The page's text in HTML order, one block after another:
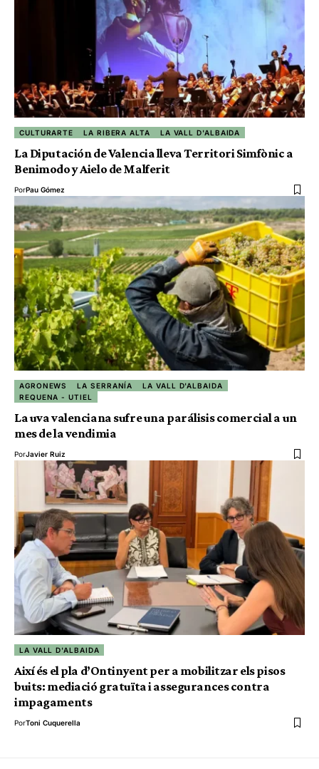
CULTURARTE LA RIBERA ALTA LA VALL D'ALBAIDA
La Diputación de Valencia lleva Territori Simfònic a
Benimodo y Aielo de Malferit
PorPau Gómez
AGRONEWS LA SERRANÍA
LA VALL D'ALBAIDA
REQUENA - UTIEL
La uva valenciana sufre una parálisis comercial a un
mes de la vendimia
PorJavier Ruiz
LA VALL D'ALBAIDA
Així és el pla d’Ontinyent per a mobilitzar els pisos
buits: mediació gratuïta i assegurances contra
impagaments
PorToni Cuquerella